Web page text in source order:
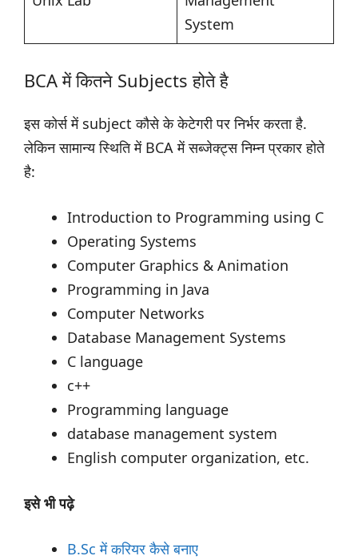
System
BCA में कितने Subjects होते है
इस कोर्स में subject कौसे के केटेगरी पर निर्भर करता है.
लेकिन सामान्य स्थिति में BCA में सब्जेक्ट्स निम्न प्रकार होते
है:
Introduction to Programming using C
Operating Systems
Computer Graphics & Animation
Programming in Java
Computer Networks
Database Management Systems
C language
c++
Programming language
database management system
English computer organization, etc.
इसे भी पढ़े
B.Sc में करियर कैसे बनाए